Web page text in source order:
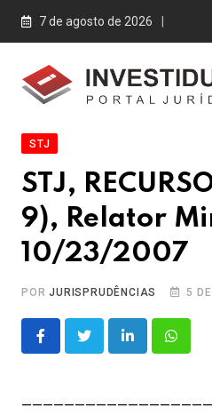
Skip
7 de agosto de 2026
STJ
STJ,
9), Relator
10/23/2007
PORJURISPRUDÊNCIAS 5
LinkedIn